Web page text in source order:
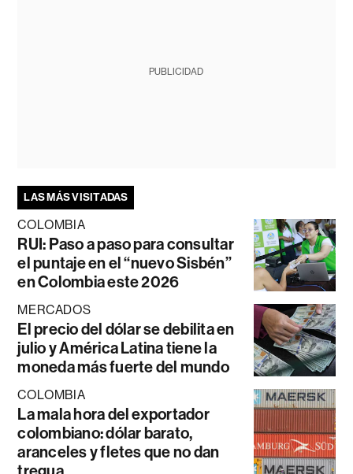
PUBLICIDAD
LAS MÁS VISITADAS
COLOMBIA
RUI: Paso a paso para consultar
el puntaje en el “nuevo Sisbén”
en Colombia este 2026
MERCADOS
El precio del dólar se debilita en
julio y América Latina tiene la
moneda más fuerte del mundo
COLOMBIA
La mala hora del exportador
colombiano: dólar barato,
aranceles y fletes que no dan